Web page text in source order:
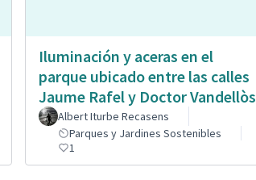
Iluminación y aceras en el
parque ubicado entre las calles
Jaume Rafel y Doctor Vandellòs
Albert Iturbe Recasens
Parques y Jardines Sostenibles
1